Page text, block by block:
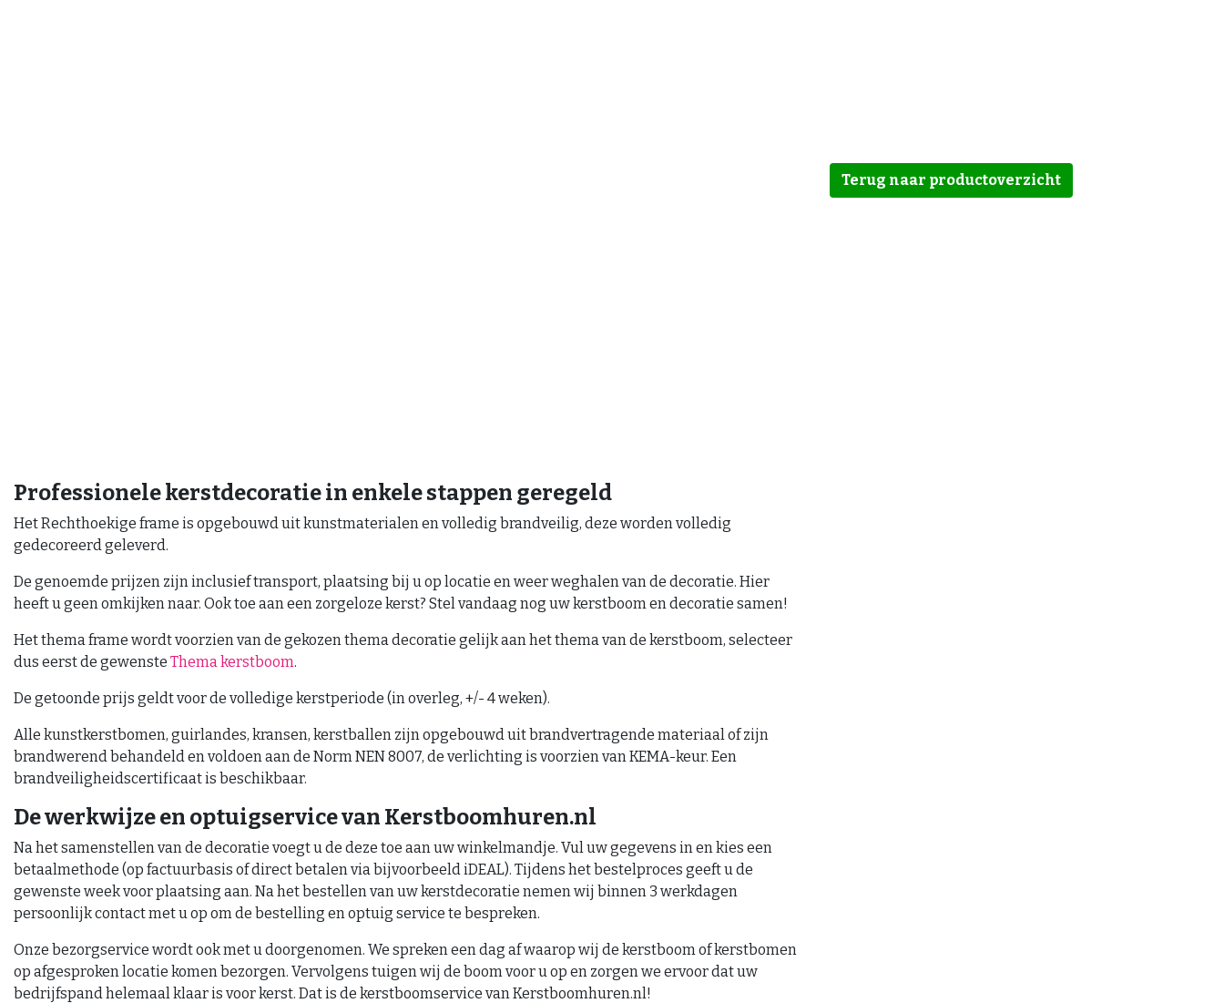
Professionele kerstdecoratie in enkele stappen geregeld
Het Rechthoekige frame is opgebouwd uit kunstmaterialen en volledig brandveilig, deze worden volledig
gedecoreerd geleverd.
De genoemde prijzen zijn inclusief transport, plaatsing bij u op locatie en weer weghalen van de decoratie. Hier
heeft u geen omkijken naar. Ook toe aan een zorgeloze kerst? Stel vandaag nog uw kerstboom en decoratie samen!
Het thema frame wordt voorzien van de gekozen thema decoratie gelijk aan het thema van de kerstboom, selecteer
dus eerst de gewenste Thema kerstboom.
De getoonde prijs geldt voor de volledige kerstperiode (in overleg, +/- 4 weken).
Alle kunstkerstbomen, guirlandes, kransen, kerstballen zijn opgebouwd uit brandvertragende materiaal of zijn
brandwerend behandeld en voldoen aan de Norm NEN 8007, de verlichting is voorzien van KEMA-keur. Een
brandveiligheidscertificaat is beschikbaar.
De werkwijze en optuigservice van Kerstboomhuren.nl
Na het samenstellen van de decoratie voegt u de deze toe aan uw winkelmandje. Vul uw gegevens in en kies een
betaalmethode (op factuurbasis of direct betalen via bijvoorbeeld iDEAL). Tijdens het bestelproces geeft u de
gewenste week voor plaatsing aan. Na het bestellen van uw kerstdecoratie nemen wij binnen 3 werkdagen
persoonlijk contact met u op om de bestelling en optuig service te bespreken.
Onze bezorgservice wordt ook met u doorgenomen. We spreken een dag af waarop wij de kerstboom of kerstbomen
op afgesproken locatie komen bezorgen. Vervolgens tuigen wij de boom voor u op en zorgen we ervoor dat uw
bedrijfspand helemaal klaar is voor kerst. Dat is de kerstboomservice van Kerstboomhuren.nl!
Terug naar productoverzicht